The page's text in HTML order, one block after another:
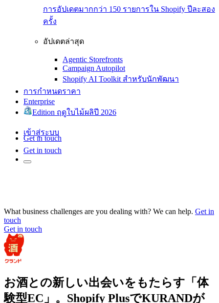
การอัปเดตมากกว่า 150 รายการใน Shopify ปีละสอง
ครั้ง
อัปเดตล่าสุด
Agentic Storefronts
Campaign Autopilot
Shopify AI Toolkit สำหรับนักพัฒนา
การกำหนดราคา
Enterprise
Edition ฤดูใบไม้ผลิปี 2026
เข้าสู่ระบบ
Get in touch
Get in touch
What business challenges are you dealing with? We can help. Get in
touch
Get in touch
お酒との新しい出会いをもたらす「体
験型EC」。Shopify PlusでKURANDが